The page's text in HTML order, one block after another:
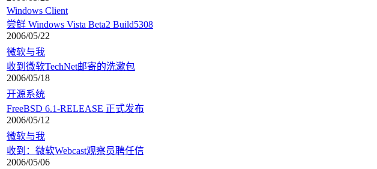
Windows Client
尝鲜 Windows Vista Beta2 Build5308
2006/05/22
微软与我
收到微软TechNet邮寄的洗漱包
2006/05/18
开源系统
FreeBSD 6.1-RELEASE 正式发布
2006/05/12
微软与我
收到：微软Webcast观察员聘任信
2006/05/06